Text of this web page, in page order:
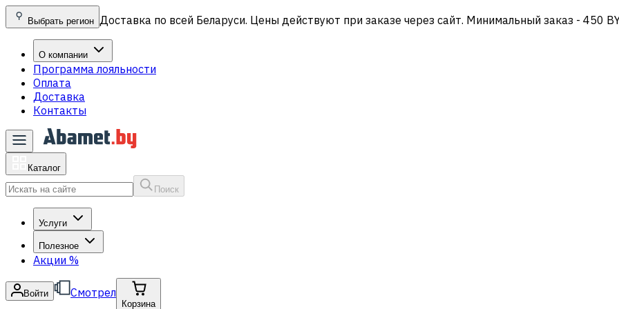
Выбрать регион Доставка по всей Беларуси. Цены действуют при заказе через сайт. Минимальный заказ - 450
О компании
Программа лояльности
Оплата
Доставка
Контакты
Каталог
Поиск
Услуги
Полезное
Акции %
Войти Смотрел
Корзина